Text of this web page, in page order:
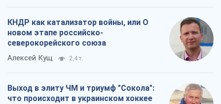
КНДР как катализатор войны, или О
новом этапе российско-
северокорейского союза
Алексей Кущ 2,4 т.
Выход в элиту ЧМ и триумф "Сокола":
что происходит в украинском хоккее